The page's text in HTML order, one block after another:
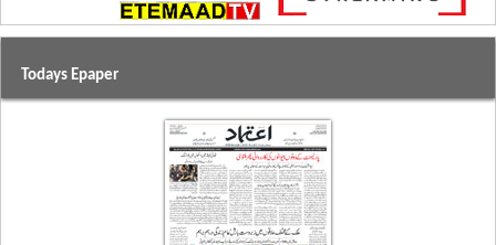
Todays Epaper